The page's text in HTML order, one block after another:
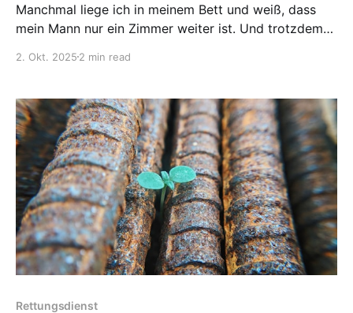
Manchmal liege ich in meinem Bett und weiß, dass
mein Mann nur ein Zimmer weiter ist. Und trotzdem
Ozean. Dann liege ich wach und frage mich, wie viel
genommen habe. Schuldgefühle sind
2. Okt. 2025 2 min read
Rettungsdienst